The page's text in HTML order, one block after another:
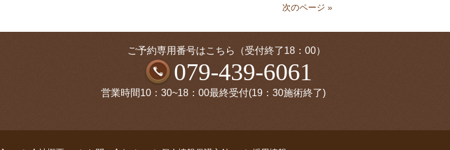
次のページ »
ご予約専用番号はこちら（受付終了18：00）
079-439-6061
営業時間10：30~18：00最終受付(19：30施術終了)